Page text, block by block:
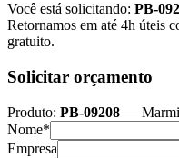
Você está solicitando: PB-
Retornamos em até 4h úteis
gratuito.
Solicitar orçamento
Produto: PB-09208 —
Nome*
Empresa